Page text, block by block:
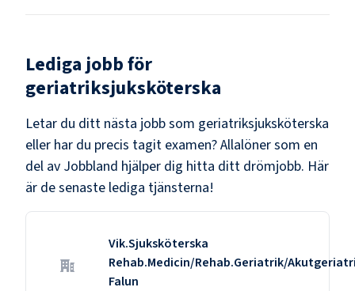
Lediga jobb för
geriatriksjuksköterska
Letar du ditt nästa jobb som geriatriksjuksköterska
eller har du precis tagit examen? Allalöner som en
del av Jobbland hjälper dig hitta ditt drömjobb. Här
är de senaste lediga tjänsterna!
Vik.Sjuksköterska
Rehab.Medicin/Rehab.Geriatrik/
Falun